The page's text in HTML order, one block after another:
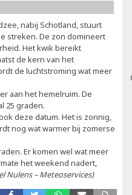
nabij Schotland, stuurt
streken. De zon domineert
Het kwik bereikt
de kern van het
de luchtstroming wat meer
aan het hemelruim. De
25 graden.
deze datum. Het is zonnig,
nog wat warmer bij zomerse
Er komen wel wat meer
het weekend nadert,
Nulens – Meteoservices)